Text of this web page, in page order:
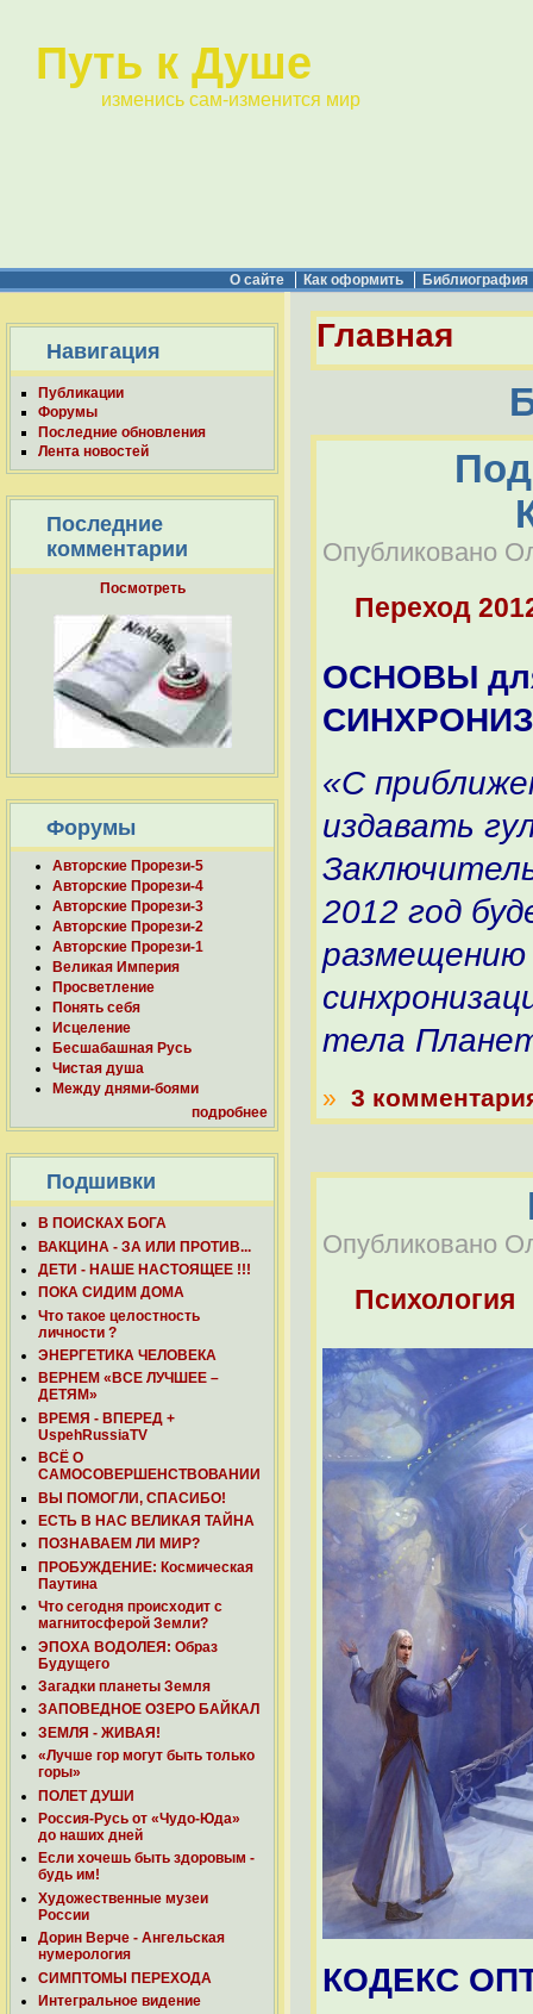
Путь к Душе
изменись сам-изменится мир
О сайте Как оформить Библиография
Навигация
Публикации
Форумы
Последние обновления
Лента новостей
Последние
комментарии
Посмотреть
Форумы
Авторские Прорези-5
Авторские Прорези-4
Авторские Прорези-3
Авторские Прорези-2
Авторские Прорези-1
Великая Империя
Просветление
Понять себя
Исцеление
Бесшабашная Русь
Чистая душа
Между днями-боями
подробнее
Подшивки
В ПОИСКАХ БОГА
ВАКЦИНА - ЗА ИЛИ ПРОТИВ...
ДЕТИ - НАШЕ НАСТОЯЩЕЕ !!!
ПОКА СИДИМ ДОМА
Что такое целостность
личности ?
ЭНЕРГЕТИКА ЧЕЛОВЕКА
ВЕРНЕМ «ВСЕ ЛУЧШЕЕ –
ДЕТЯМ»
ВРЕМЯ - ВПЕРЕД +
UspehRussiaTV
ВСЁ О
САМОСОВЕРШЕНСТВОВАНИИ
ВЫ ПОМОГЛИ, СПАСИБО!
ЕСТЬ В НАС ВЕЛИКАЯ ТАЙНА
ПОЗНАВАЕМ ЛИ МИР?
ПРОБУЖДЕНИЕ: Космическая
Паутина
Что сегодня происходит с
магнитосферой Земли?
ЭПОХА ВОДОЛЕЯ: Образ
Будущего
Загадки планеты Земля
ЗАПОВЕДНОЕ ОЗЕРО БАЙКАЛ
ЗЕМЛЯ - ЖИВАЯ!
«Лучше гор могут быть только
горы»
ПОЛЕТ ДУШИ
Россия-Русь от «Чудо-Юда»
до наших дней
Если хочешь быть здоровым -
будь им!
Художественные музеи
России
Дорин Верче - Ангельская
нумерология
СИМПТОМЫ ПЕРЕХОДА
Интегральное видение
Главная
Опубликовано
Переход
ОСНОВЫ
«C
издавать
2012 год
размещению
тела
» 3
Опубликовано
Психология
КОДЕКС